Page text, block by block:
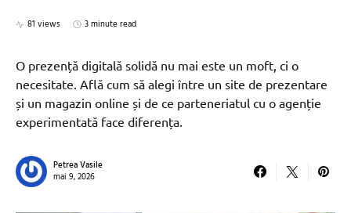
81 views 3 minute read
O prezență digitală solidă nu mai este un moft, ci o
necesitate. Află cum să alegi între un site de prezentare
și un magazin online și de ce parteneriatul cu o agenție
experimentată face diferența.
Petrea Vasile
mai 9, 2026